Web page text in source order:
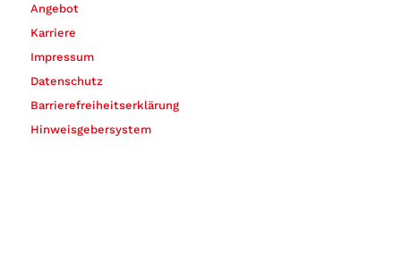
Angebot
Karriere
Impressum
Datenschutz
Barrierefreiheitserklärung
Hinweisgebersystem